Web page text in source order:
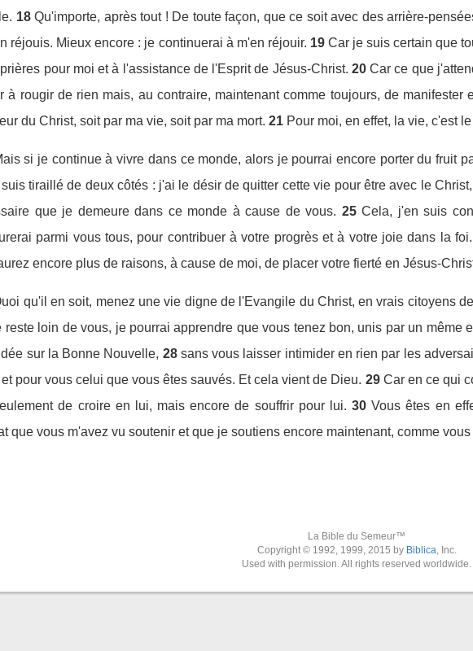
18 Qu'importe, après tout ! De toute façon, que ce soit avec des arrière-
réjouis. Mieux encore : je continuerai à m'en réjouir. 19 Car je suis certain que
pour moi et à l'assistance de l'Esprit de Jésus-Christ. 20 Car ce que
à rougir de rien mais, au contraire, maintenant comme toujours, de
du Christ, soit par ma vie, soit par ma mort. 21 Pour moi, en effet, la vie, c'est
si je continue à vivre dans ce monde, alors je pourrai encore porter du fruit
tiraillé de deux côtés : j'ai le désir de quitter cette vie pour être avec le
que je demeure dans ce monde à cause de vous. 25 Cela, j'en suis
parmi vous tous, pour contribuer à votre progrès et à votre joie dans la foi.
encore plus de raisons, à cause de moi, de placer votre fierté en Jésus-
qu'il en soit, menez une vie digne de l'Evangile du Christ, en vrais citoyens
reste loin de vous, je pourrai apprendre que vous tenez bon, unis par un même
sur la Bonne Nouvelle, 28 sans vous laisser intimider en rien par les
et pour vous celui que vous êtes sauvés. Et cela vient de Dieu. 29 Car en ce qui
de croire en lui, mais encore de souffrir pour lui. 30 Vous êtes en
que vous m'avez vu soutenir et que je soutiens encore maintenant, comme
La Bible du Semeur™
Copyright © 1992, 1999, 2015 by Biblica, Inc.
Used with permission. All rights reserved worldwide.